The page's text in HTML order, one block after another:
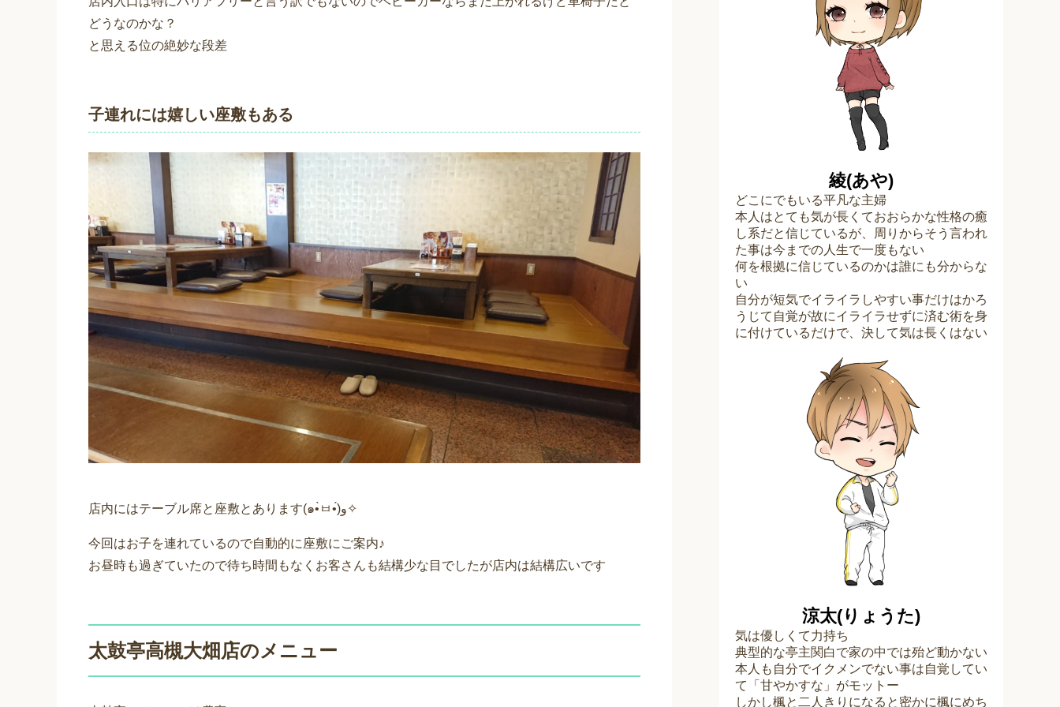
どうなのかな？
と思える位の絶妙な段差
子連れには嬉しい座敷もある
店内にはテーブル席と座敷とあります(๑•̀ㅂ•́)و✧
今回はお子を連れているので自動的に座敷にご案内♪
お昼時も過ぎていたので待ち時間もなくお客さんも結構少な目でしたが店内は結構広いです
太鼓亭高槻大畑店のメニュー
綾(あや)
どこにでもいる平凡な主婦
本人はとても気が長くておおらかな性格の癒
し系だと信じているが、周りからそう言われ
た事は今までの人生で一度もない
何を根拠に信じているのかは誰にも分からな
い
自分が短気でイライラしやすい事だけはかろ
うじて自覚が故にイライラせずに済む術を身
に付けているだけで、決して気は長くはない
涼太(りょうた)
気は優しくて力持ち
典型的な亭主関白で家の中では殆ど動かない
本人も自分でイクメンでない事は自覚してい
て「甘やかすな」がモットー
しかし楓と二人きりになると密かに楓にめち